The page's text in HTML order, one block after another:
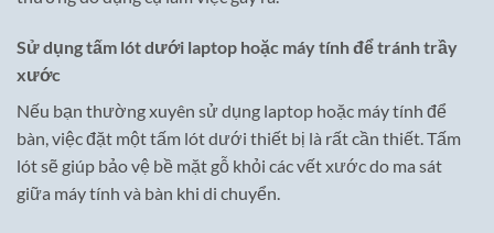
Sử dụng tấm lót dưới laptop hoặc máy tính để tránh trầy
xước
Nếu bạn thường xuyên sử dụng laptop hoặc máy tính để
bàn, việc đặt một tấm lót dưới thiết bị là rất cần thiết. Tấm
lót sẽ giúp bảo vệ bề mặt gỗ khỏi các vết xước do ma sát
giữa máy tính và bàn khi di chuyển.